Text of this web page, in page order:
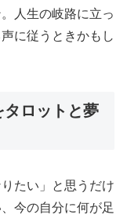
人生の岐路に立っ
に従うときかもし
ロットと夢
たい」と思うだけ
今の自分に何が足